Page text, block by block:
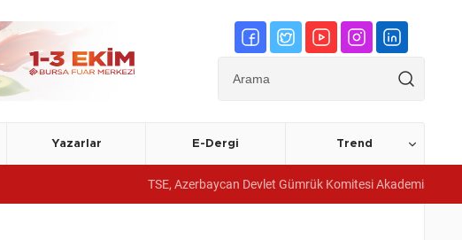
Yazarlar E-Dergi Trend
TSE, Azerbaycan Devlet Gümrük Komitesi Akademisine yönetim